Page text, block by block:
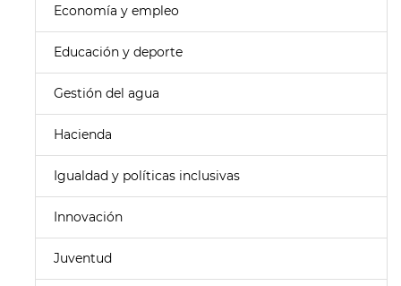
Economía y empleo
Educación y deporte
Gestión del agua
Hacienda
Igualdad y políticas inclusivas
Innovación
Juventud